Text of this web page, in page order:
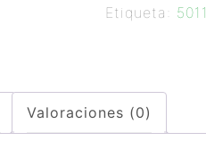
Etiqueta:
Valoraciones (0)